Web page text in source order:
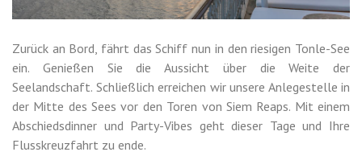
Zurück an Bord, fährt das Schiff nun in den riesigen Tonle-See
ein. Genießen Sie die Aussicht über die Weite der
Seelandschaft. Schließlich erreichen wir unsere Anlegestelle in
der Mitte des Sees vor den Toren von Siem Reaps. Mit einem
Abschiedsdinner und Party-Vibes geht dieser Tage und Ihre
Flusskreuzfahrt zu ende.